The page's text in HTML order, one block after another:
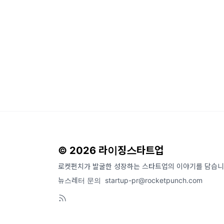
© 2026 라이징스타트업
로켓펀치가 발굴한 성장하는 스타트업의 이야기를 담습
뉴스레터 문의
startup-pr@rocketpunch.com